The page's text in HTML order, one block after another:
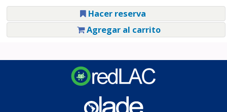
Hacer reserva
Agregar al carrito